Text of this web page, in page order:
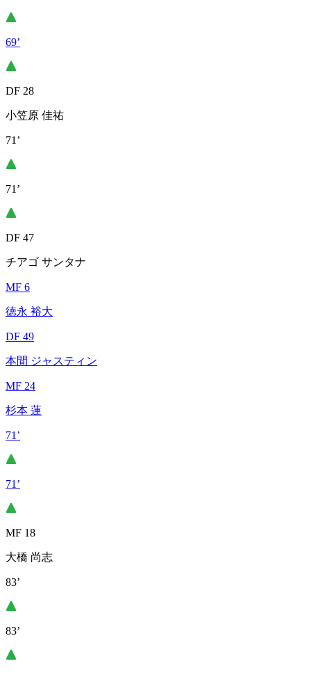
69’
DF 28
小笠原 佳祐
71’
71’
DF 47
チアゴ サンタナ
MF 6
徳永 裕大
DF 49
本間 ジャスティン
MF 24
杉本 蓮
71’
71’
MF 18
大橋 尚志
83’
83’